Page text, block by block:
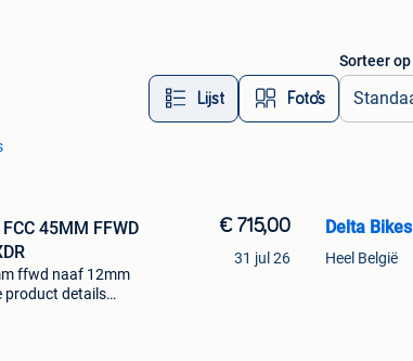
Lijst Foto’s
Sorteer op
45MM FFWD
ffwd naaf 12mm
product details
€ 715,00
31 jul 26
Delta Bikes
Heel België